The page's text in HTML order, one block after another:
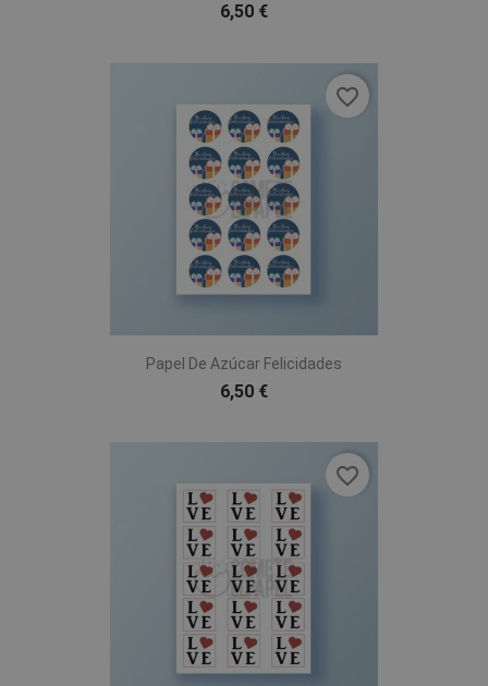
6,50 €
Papel De Azúcar Felicidades
6,50 €
favorite_border
favorite_border